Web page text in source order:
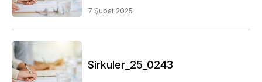
7 Şubat 2025
Sirkuler_25_0243